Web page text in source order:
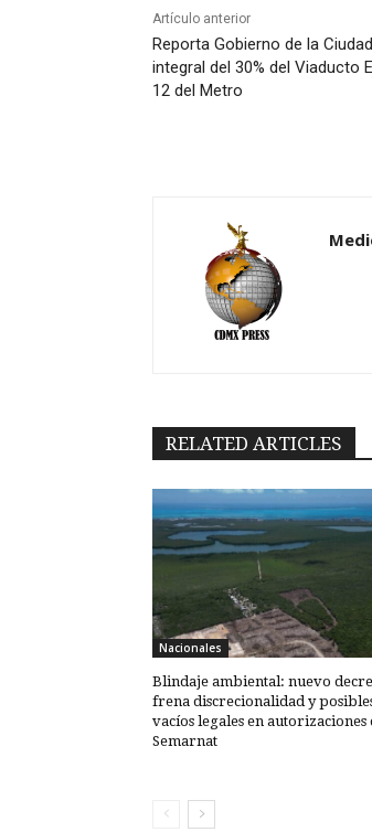
Artículo anterior
Reporta Gobierno de la
integral del 30% del Viaducto
12 del Metro
RELATED ARTICLES
Nacionales
Blindaje ambiental: nuevo
frena discrecionalidad y
vacíos legales en autorizaciones
Semarnat